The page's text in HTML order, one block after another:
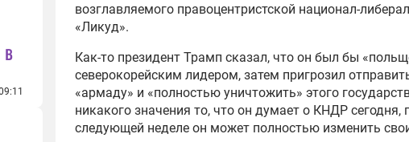
возглавляемого правоцентристской национал-
«Ликуд».
Как-то президент Трамп сказал, что он был бы
северокорейским лидером, затем пригрозил
«армаду» и «полностью уничтожить» этого
никакого значения то, что он думает о КНДР сегодня,
следующей неделе он может полностью изменить